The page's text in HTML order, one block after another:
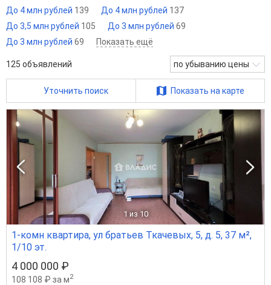
До 4 млн рублей 139 До 4 млн рублей 137
До 3,5 млн рублей 105 До 3 млн рублей 69
До 3 млн рублей 69 Показать ещё
125 объявлений по убыванию цены
Уточнить поиск Показать на карте
1 из 10
1-комн квартира, ул братьев Ткачевых, 5, д. 5, 37 м²,
1/10 эт.
4 000 000 ₽
108 108 ₽ за м2